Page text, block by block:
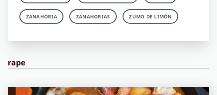
ZANAHORIA ZANAHORIAS ZUMO DE LIMÓN
rape